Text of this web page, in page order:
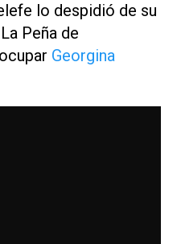
lo despidió de su
La Peña de
Georgina